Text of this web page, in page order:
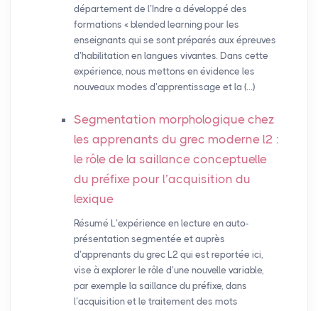
département de l’Indre a développé des
formations « blended learning pour les
enseignants qui se sont préparés aux épreuves
d’habilitation en langues vivantes. Dans cette
expérience, nous mettons en évidence les
nouveaux modes d’apprentissage et la (…)
Segmentation morphologique chez
les apprenants du grec moderne l2 :
le rôle de la saillance conceptuelle
du préfixe pour l’acquisition du
lexique
Résumé L’expérience en lecture en auto-
présentation segmentée et auprès
d’apprenants du grec L2 qui est reportée ici,
vise à explorer le rôle d’une nouvelle variable,
par exemple la saillance du préfixe, dans
l’acquisition et le traitement des mots